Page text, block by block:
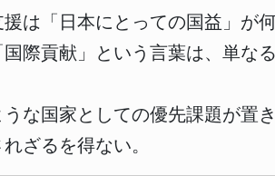
は「日本にとっての国益」が
際貢献」という言葉は、単な
な国家としての優先課題が置
ざるを得ない。